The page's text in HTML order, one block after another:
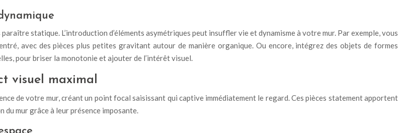
statique. L’introduction d’éléments asymétriques peut insuffler vie et dynamisme à votre mur. Par exemple, vous
avec des pièces plus petites gravitant autour de manière organique. Ou encore, intégrez des objets de formes
pour briser la monotonie et ajouter de l’intérêt visuel.
visuel maximal
de votre mur, créant un point focal saisissant qui captive immédiatement le regard. Ces pièces statement apportent
mur grâce à leur présence imposante.